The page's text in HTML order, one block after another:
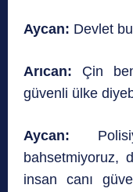
Aycan: Devlet
Arıcan: Çin
güvenli ülke
Aycan:
bahsetmiyoruz,
insan canı